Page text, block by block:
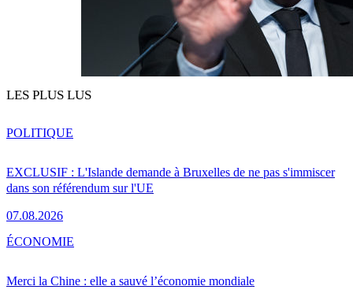
LES PLUS LUS
EXCLUSIF : L'Islande demande à Bruxelles de ne pas s'immiscer
dans son référendum sur l'UE
07.08.2026
POLITIQUE
Merci la Chine : elle a sauvé l’économie mondiale
ÉCONOMIE